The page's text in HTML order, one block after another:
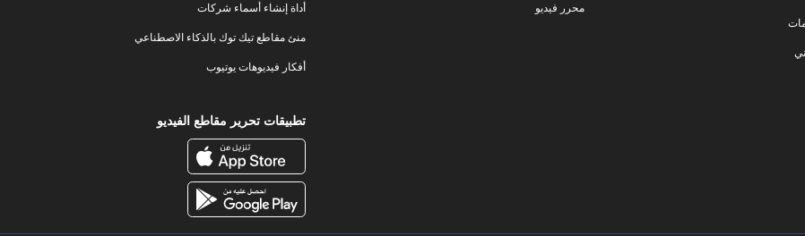
محرر فيديو أداة إنشاء أسماء شركات
منئ مقاطع تيك توك بالذكاء الاصطناعي
أفكار فيديوهات يوتيوب
تطبيقات تحرير مقاطع الفيديو